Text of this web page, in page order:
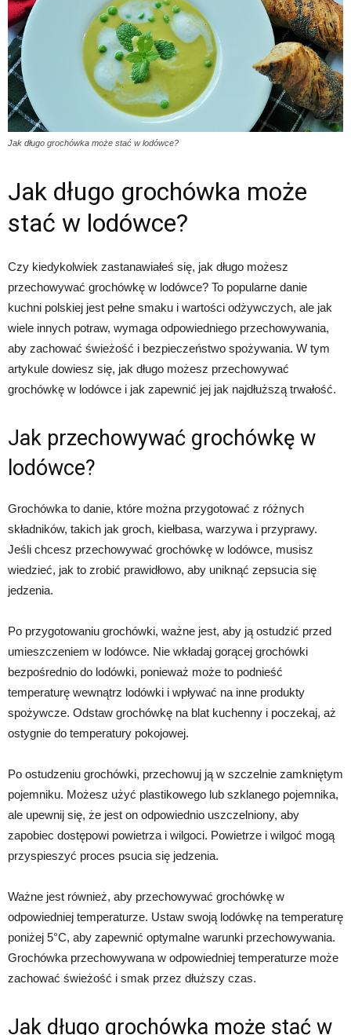
Jak długo grochówka może stać w lodówce?
Jak długo grochówka może
stać w lodówce?
Czy kiedykolwiek zastanawiałeś się, jak długo możesz
przechowywać grochówkę w lodówce? To popularne danie
kuchni polskiej jest pełne smaku i wartości odżywczych, ale jak
wiele innych potraw, wymaga odpowiedniego przechowywania,
aby zachować świeżość i bezpieczeństwo spożywania. W tym
artykule dowiesz się, jak długo możesz przechowywać
grochówkę w lodówce i jak zapewnić jej jak najdłuższą trwałość.
Jak przechowywać grochówkę w
lodówce?
Grochówka to danie, które można przygotować z różnych
składników, takich jak groch, kiełbasa, warzywa i przyprawy.
Jeśli chcesz przechowywać grochówkę w lodówce, musisz
wiedzieć, jak to zrobić prawidłowo, aby uniknąć zepsucia się
jedzenia.
Po przygotowaniu grochówki, ważne jest, aby ją ostudzić przed
umieszczeniem w lodówce. Nie wkładaj gorącej grochówki
bezpośrednio do lodówki, ponieważ może to podnieść
temperaturę wewnątrz lodówki i wpływać na inne produkty
spożywcze. Odstaw grochówkę na blat kuchenny i poczekaj, aż
ostygnie do temperatury pokojowej.
Po ostudzeniu grochówki, przechowuj ją w szczelnie zamkniętym
pojemniku. Możesz użyć plastikowego lub szklanego pojemnika,
ale upewnij się, że jest on odpowiednio uszczelniony, aby
zapobiec dostępowi powietrza i wilgoci. Powietrze i wilgoć mogą
przyspieszyć proces psucia się jedzenia.
Ważne jest również, aby przechowywać grochówkę w
odpowiedniej temperaturze. Ustaw swoją lodówkę na temperaturę
poniżej 5°C, aby zapewnić optymalne warunki przechowywania.
Grochówka przechowywana w odpowiedniej temperaturze może
zachować świeżość i smak przez dłuższy czas.
Jak długo grochówka może stać w